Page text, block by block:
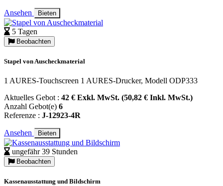
Ansehen Bieten
5 Tagen
Beobachten
Stapel von Auscheckmaterial
1 AURES-Touchscreen 1 AURES-Drucker, Modell ODP333
Aktuelles Gebot : 42 € Exkl. MwSt. (50,82 € Inkl. MwSt.)
Anzahl Gebot(e) 6
Referenze : J-12923-4R
Ansehen Bieten
ungefähr 39 Stunden
Beobachten
Kassenausstattung und Bildschirm